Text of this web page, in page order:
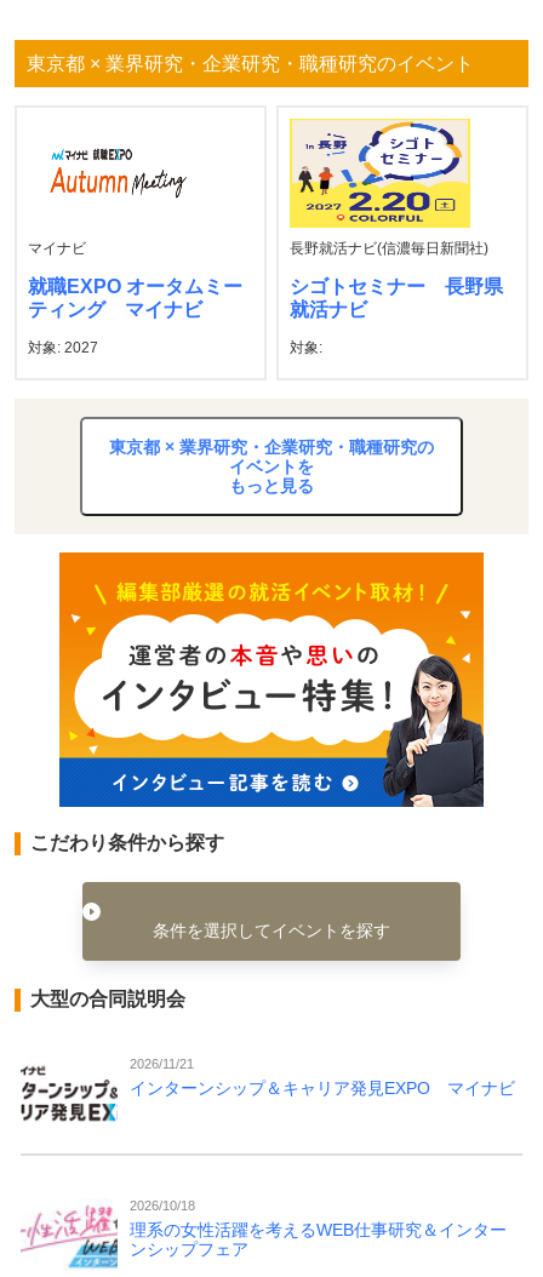
東京都 × 業界研究・企業研究・職種研究のイベント
マイナビ
就職EXPO オータムミー
ティング マイナビ
対象: 2027
長野就活ナビ(信濃毎日新聞社)
シゴトセミナー 長野県
就活ナビ
対象:
東京都 × 業界研究・企業研究・職種研究の
イベントを
もっと見る
こだわり条件から探す
条件を選択してイベントを探す
大型の合同説明会
2026/11/21
インターンシップ＆キャリア発見EXPO マイナビ
2026/10/18
理系の女性活躍を考えるWEB仕事研究＆インター
ンシップフェア